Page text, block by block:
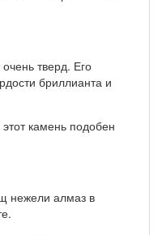
тверд. Его
бриллианта и
камень подобен
нежели алмаз в